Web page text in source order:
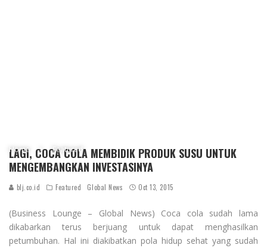
Home Featured
LAGI, COCA COLA MEMBIDIK PRODUK SUSU UNTUK
MENGEMBANGKAN INVESTASINYA
blj.co.id Featured Global News Oct 13, 2015
(Business Lounge – Global News) Coca cola sudah lama
dikabarkan terus berjuang untuk dapat menghasilkan
petumbuhan. Hal ini diakibatkan pola hidup sehat yang sudah